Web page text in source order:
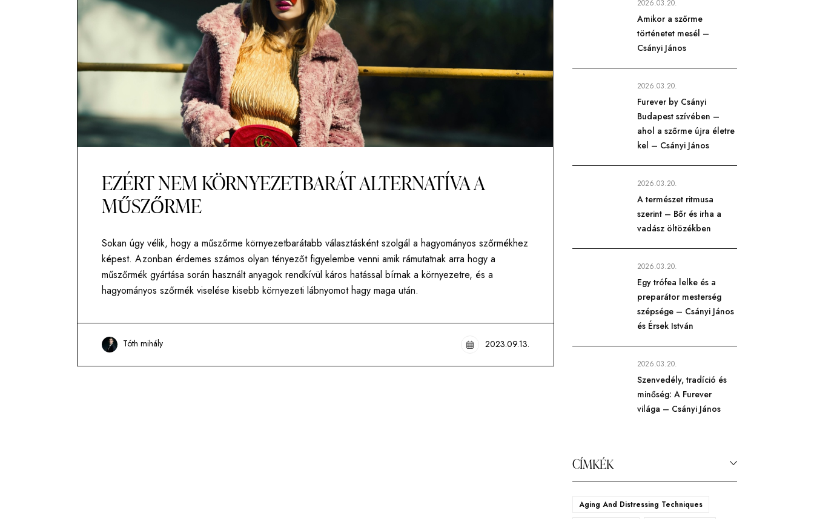
EZÉRT NEM KÖRNYEZETBARÁT ALTERNATÍVA A
MŰSZŐRME
Sokan úgy vélik, hogy a műszőrme környezetbarátabb választásként szolgál a hagyományos szőrmékhez
képest. Azonban érdemes számos olyan tényezőt figyelembe venni amik rámutatnak arra hogy a
műszőrmék gyártása során használt anyagok rendkívül káros hatással bírnak a környezetre, és a
hagyományos szőrmék viselése kisebb környezeti lábnyomot hagy maga után.
Tóth mihály 2023.09.13.
2026.03.20.
Amikor a szőrme
történetet mesél –
Csányi János
2026.03.20.
Furever by Csányi
Budapest szívében –
ahol a szőrme újra életre
kel – Csányi János
2026.03.20.
A természet ritmusa
szerint – Bőr és irha a
vadász öltözékben
2026.03.20.
Egy trófea lelke és a
preparátor mesterség
szépsége – Csányi János
és Érsek István
2026.03.20.
Szenvedély, tradíció és
minőség: A Furever
világa – Csányi János
CÍMKÉK
Aging And Distressing Techniques